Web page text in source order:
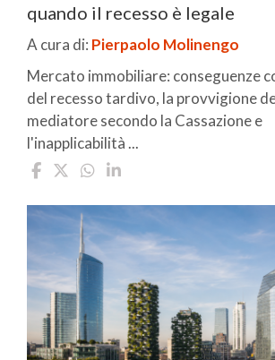
quando il recesso è legale
A cura di: Pierpaolo Molinengo
Mercato immobiliare: conseguenze
del recesso tardivo, la provvigione
mediatore secondo la Cassazione e
l'inapplicabilità ...